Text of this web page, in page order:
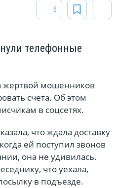
6
телефонные
жертвой мошенников
счета. Об этом
в соцсетях.
что ждала доставку
ей поступил звонов
она не удивилась.
что уехала,
в подъезде.